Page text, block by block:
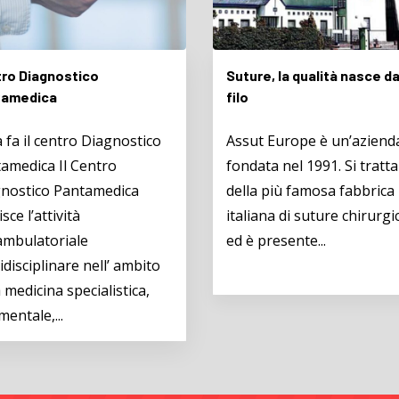
la qualità nasce da un
Europe è un’azienda
nel 1991. Si tratta
più famosa fabbrica
di suture chirurgiche,
Come diventare
PROFESSIONALE PER
DIVENTARE NATUROPATI
ROMA L’European
Naturopatily and Natural
Medicine Institute –